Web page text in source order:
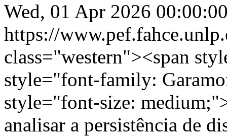
Wed, 01 Apr 2026
https://
class="western"><span
style="font-family:
style="font-size:
analisar a persistência de